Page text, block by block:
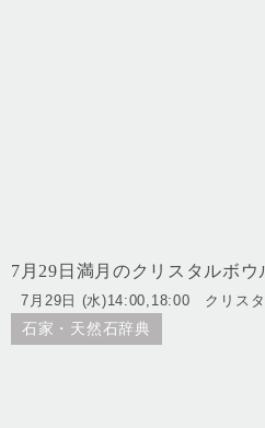
7月29日満月のクリスタルボウ
7月29日 (水)14:00,18:00 クリス
石家・天然石辞典